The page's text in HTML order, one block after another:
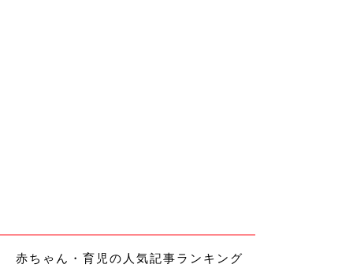
赤ちゃん・育児の人気記事ランキング